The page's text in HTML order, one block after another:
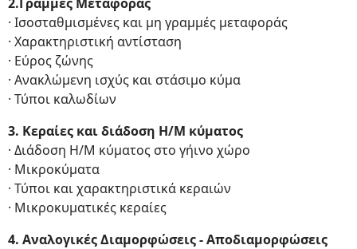
· Ισοσταθμισμένες και μη γραμμές μεταφοράς
· Χαρακτηριστική αντίσταση
· Εύρος ζώνης
· Ανακλώμενη ισχύς και στάσιμο κύμα
· Τύποι καλωδίων
3. Κεραίες και διάδοση Η/Μ κύματος
· Διάδοση Η/Μ κύματος στο γήινο χώρο
· Μικροκύματα
· Τύποι και χαρακτηριστικά κεραιών
· Μικροκυματικές κεραίες
4. Αναλογικές Διαμορφώσεις- Αποδιαμορφώσεις